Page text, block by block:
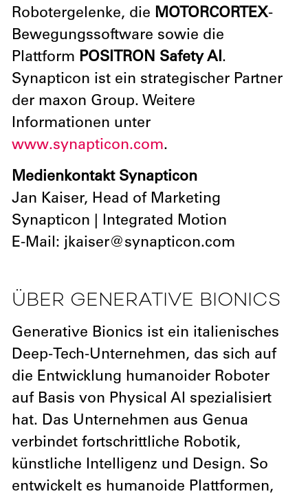
Robotergelenke, die MOTORCORTEX-
Bewegungssoftware sowie die
Plattform POSITRON Safety AI.
Synapticon ist ein strategischer Partner
der maxon Group. Weitere
Informationen unter
www.synapticon.com.
Medienkontakt Synapticon
Jan Kaiser, Head of Marketing
Synapticon | Integrated Motion
E-Mail: jkaiser@synapticon.com
ÜBER GENERATIVE BIONICS
Generative Bionics ist ein italienisches
Deep-Tech-Unternehmen, das sich auf
die Entwicklung humanoider Roboter
auf Basis von Physical AI spezialisiert
hat. Das Unternehmen aus Genua
verbindet fortschrittliche Robotik,
künstliche Intelligenz und Design. So
entwickelt es humanoide Plattformen,